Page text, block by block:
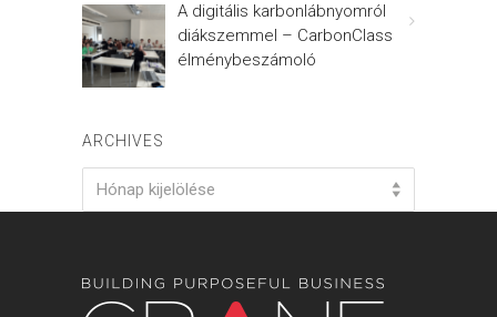
A digitális karbonlábnyomról
diákszemmel – CarbonClass
élménybeszámoló
ARCHIVES
Hónap kijelölése